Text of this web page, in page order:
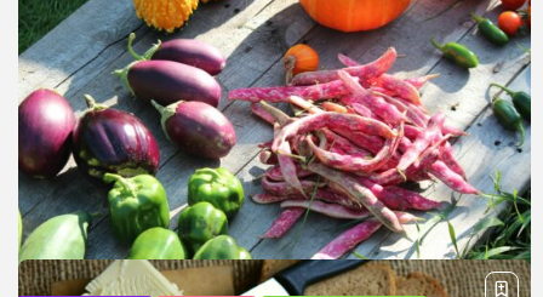
W ostatnich latach coraz więcej osób dostrzega
potencjał, jaki kryje się w prowadzeniu własnej działalności
na terenach wiejskich. Wieś przestała być postrzegana
wyłącznie jako miejsce odpoczynku, stając się
atrakcyjnym obszarem...
PUBLIKACJAJANUSZ KRAJEWSKI 17 MARCA, 2025